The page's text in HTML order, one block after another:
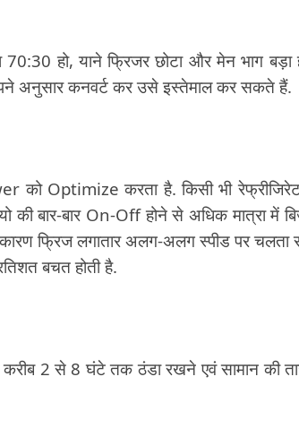
हो, याने फ्रिजर छोटा और मेन भाग बड़ा
अनुसार कनवर्ट कर उसे इस्तेमाल कर सकते हैं.
Optimize करता है. किसी भी
बार-बार On-Off होने से अधिक मात्रा में
फ्रिज लगातार अलग-अलग स्पीड पर चलता
बचत होती है.
2 से 8 घंटे तक ठंडा रखने एवं सामान की